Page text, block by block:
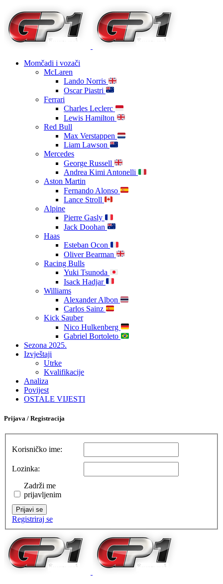
Momčadi i vozači
McLaren
Lando Norris
Oscar Piastri
Ferrari
Charles Leclerc
Lewis Hamilton
Red Bull
Max Verstappen
Liam Lawson
Mercedes
George Russell
Andrea Kimi Antonelli
Aston Martin
Fernando Alonso
Lance Stroll
Alpine
Pierre Gasly
Jack Doohan
Haas
Esteban Ocon
Oliver Bearman
Racing Bulls
Yuki Tsunoda
Isack Hadjar
Williams
Alexander Albon
Carlos Sainz
Kick Sauber
Nico Hulkenberg
Gabriel Bortoleto
Sezona 2025.
Izvještaji
Utrke
Kvalifikacije
Analiza
Povijest
OSTALE VIJESTI
Prijava / Registracija
Korisničko ime:
Lozinka:
Zadrži me
prijavljenim
Prijavi se
Registriraj se